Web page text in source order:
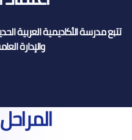
تتبع مدرسة الأكاديمية العربية
والإدارة